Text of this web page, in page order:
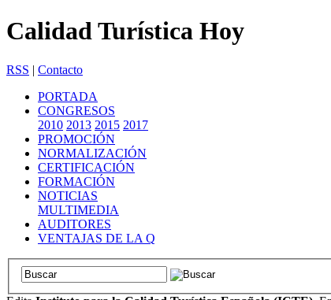
Calidad Turística Hoy
RSS | Contacto
PORTADA
CONGRESOS
2010 2013 2015 2017
PROMOCIÓN
NORMALIZACIÓN
CERTIFICACIÓN
FORMACIÓN
NOTICIAS
MULTIMEDIA
AUDITORES
VENTAJAS DE LA Q